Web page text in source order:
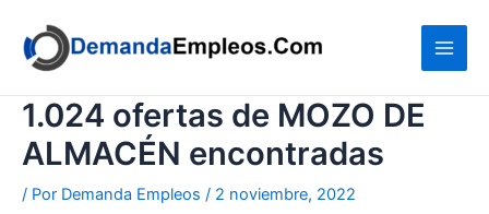
contenido
1.024 ofertas de MOZO DE
ALMACÉN encontradas
/ Por Demanda Empleos / 2 noviembre, 2022